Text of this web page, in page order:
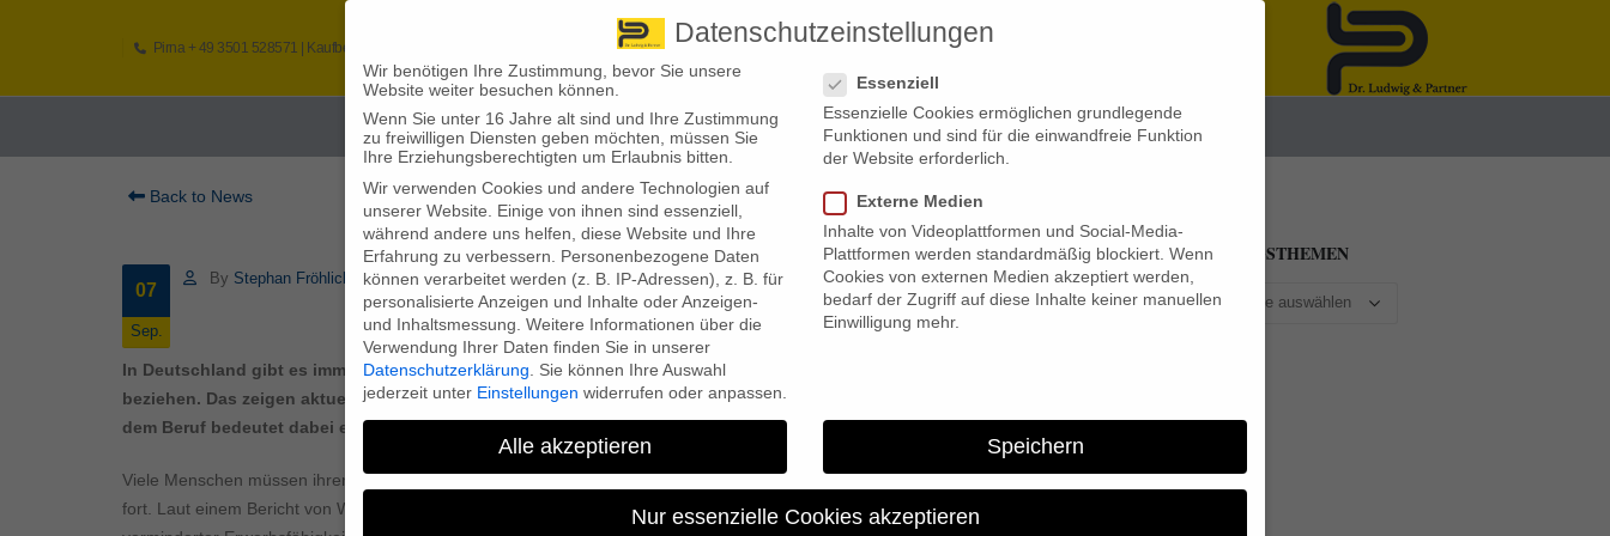
Pirna+ 49 3501 528571 | Kaufbeuren So finden Sie unsStandorte
Home Wir bieten Leistungsübersicht Über uns Standorte News
Back to News
07
Sep.
By Stephan Fröhlich
In Deutschland gibt es immer mehr Vorruheständler, die eine Erwerbsminderungsrente der Rentenversicherung
beziehen. Das zeigen aktuelle Zahlen, von denen eine große Tageszeitung berichtet. Das vorzeitige Ausscheiden aus
dem Beruf bedeutet dabei ein hohes Armutsrisiko.
Viele Menschen müssen ihren Beruf vor Erreichen der Regelaltersgrenze aufgeben. Dieser Trend setzte sich auch im Vorjahr
fort. Laut einem Bericht von Welt Online zählte die Deutsche Rentenversicherung (DRV) genau 174.328 Neuzugänge wegen
BEITRAGSTHEMEN
Datenschutzeinstellungen
Wir benötigen Ihre Zustimmung, bevor Sie unsere
Website weiter besuchen können.
Wenn Sie unter 16 Jahre alt sind und Ihre Zustimmung
zu freiwilligen Diensten geben möchten, müssen Sie
Ihre Erziehungsberechtigten um Erlaubnis bitten.
Wir verwenden Cookies und andere Technologien auf
unserer Website. Einige von ihnen sind essenziell,
während andere uns helfen, diese Website und Ihre
Erfahrung zu verbessern.
Personenbezogene Daten
können verarbeitet werden (z. B. IP-Adressen), z. B. für
personalisierte Anzeigen und Inhalte oder Anzeigen-
und Inhaltsmessung. Weitere Informationen über die
Verwendung Ihrer Daten finden Sie in unserer
Datenschutzerklärung
Sie können Ihre Auswahl
jederzeit unter Einstellungen widerrufen oder anpassen.
Essenziell
Essenzielle Cookies ermöglichen grundlegende
Funktionen und sind für die einwandfreie Funktion
der Website erforderlich.
Externe Medien
Inhalte von Videoplattformen und Social-Media-
Plattformen werden standardmäßig blockiert. Wenn
Cookies von externen Medien akzeptiert werden,
bedarf der Zugriff auf diese Inhalte keiner manuellen
Einwilligung mehr.
Alle akzeptieren Speichern
Nur essenzielle Cookies akzeptieren